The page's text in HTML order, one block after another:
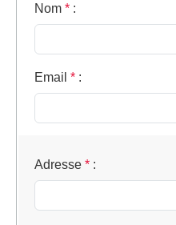
Nom * :
Email * :
Adresse * :